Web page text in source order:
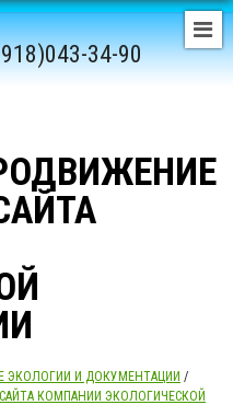
34-90
ЭКОЛОГИИ И ДОКУМЕНТАЦИИ /
КОМПАНИИ ЭКОЛОГИЧЕСКОЙ